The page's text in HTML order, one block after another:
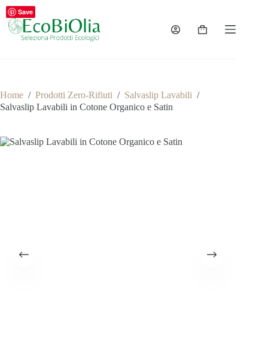
Salta
contenuto
Carrello
Home / Prodotti Zero-Rifiuti / Salvaslip Lavabili /
Salvaslip Lavabili in Cotone Organico e Satin
Save